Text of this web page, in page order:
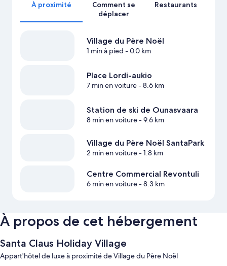
À proximité
Comment se
déplacer
Restaurants
Village du Père Noël
1 min à pied - 0.0 km
Place Lordi-aukio
7 min en voiture- 8.6 km
Station de ski de Ounasvaara
8 min en voiture- 9.6 km
Village du Père Noël SantaPark
2 min en voiture- 1.8 km
Centre Commercial Revontuli
6 min en voiture- 8.3 km
À propos de cet hébergement
Santa Claus Holiday Village
Appart'hôtel de luxe à proximité de Village du Père Noël